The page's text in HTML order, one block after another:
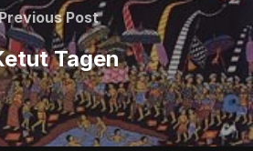
Previous
Post
Post
Tagen